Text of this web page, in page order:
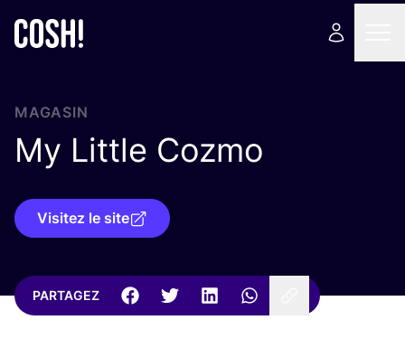
MAGASIN
My Little Cozmo
Visitez le site
PARTAGEZ